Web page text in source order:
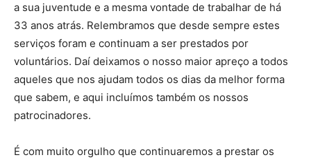
a sua juventude e a mesma vontade de trabalhar de há
33 anos atrás. Relembramos que desde sempre estes
serviços foram e continuam a ser prestados por
voluntários. Daí deixamos o nosso maior apreço a todos
aqueles que nos ajudam todos os dias da melhor forma
que sabem, e aqui incluímos também os nossos
patrocinadores.
É com muito orgulho que continuaremos a prestar os